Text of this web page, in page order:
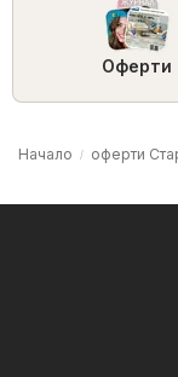
Оферти
Начало оферти